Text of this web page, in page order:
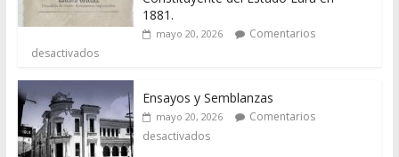
1881.
mayo 20, 2026
Comentarios
desactivados
Ensayos y Semblanzas
mayo 20, 2026
Comentarios
desactivados